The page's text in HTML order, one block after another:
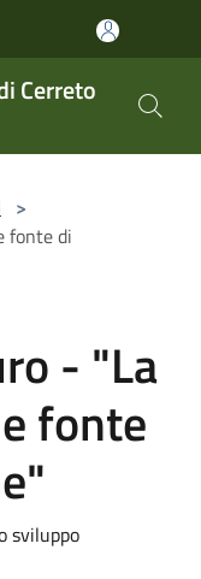
Cerreto
>
fonte di
- "La
fonte
sviluppo